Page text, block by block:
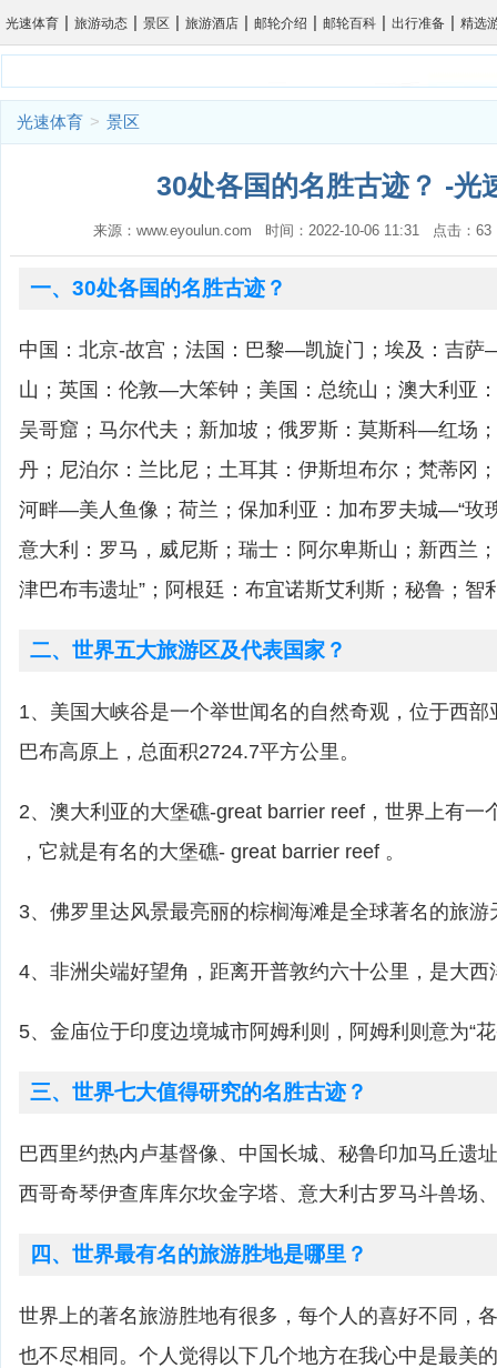
光速体育 | 旅游动态 | 景区 | 旅游酒店 | 邮轮介绍 | 邮轮百科 | 出行准备 | 精选
光速体育 > 景区
30处各国的名胜古迹？ -光
来源：www.eyoulun.com 时间：2022-10-06 11:31 点击：
一、30处各国的名胜古迹？
中国：北京-故宫；法国：巴黎—凯旋门；埃及：吉萨
山；英国：伦敦—大笨钟；美国：总统山；澳大利亚
吴哥窟；马尔代夫；新加坡；俄罗斯：莫斯科—红场
丹；尼泊尔：兰比尼；土耳其：伊斯坦布尔；梵蒂冈
河畔—美人鱼像；荷兰；保加利亚：加布罗夫城—“玫
意大利：罗马，威尼斯；瑞士：阿尔卑斯山；新西兰
津巴布韦遗址”；阿根廷：布宜诺斯艾利斯；秘鲁；智
二、世界五大旅游区及代表国家？
1、美国大峡谷是一个举世闻名的自然奇观，位于西
巴布高原上，总面积2724.7平方公里。
2、澳大利亚的大堡礁-great barrier reef，世界上有一
，它就是有名的大堡礁- great barrier reef 。
3、佛罗里达风景最亮丽的棕榈海滩是全球著名的旅游
4、非洲尖端好望角，距离开普敦约六十公里，是大
5、金庙位于印度边境城市阿姆利则，阿姆利则意为“
三、世界七大值得研究的名胜古迹？
巴西里约热内卢基督像、中国长城、秘鲁印加马丘遗
西哥奇琴伊查库库尔坎金字塔、意大利古罗马斗兽场
四、世界最有名的旅游胜地是哪里？
世界上的著名旅游胜地有很多，每个人的喜好不同，
也不尽相同。个人觉得以下几个地方在我心中是最美